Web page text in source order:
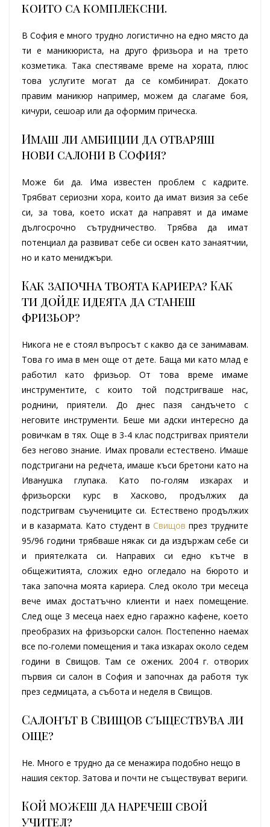
които са комплексни.
В София е много трудно логистично на едно място да
ти е маникюриста, на друго фризьора и на трето
козметика. Така спестяваме време на хората, плюс
това услугите могат да се комбинират. Докато
правим маникюр например, можем да слагаме боя,
кичури, сешоар или да оформим прическа.
Имаш ли амбиции да отваряш
нови салони в София?
Може би да. Има известен проблем с кадрите.
Трябват сериозни хора, които да имат визия за себе
си, за това, което искат да направят и да имаме
дългосрочно сътрудничество. Трябва да имат
потенциал да развиват себе си освен като занаятчии,
но и като мениджъри.
Как започна твоята кариера? Как
ти дойде идеята да станеш
фризьор?
Никога не е стоял въпросът с какво да се занимавам.
Това го има в мен още от дете. Баща ми като млад е
работил като фризьор. От това време имаме
инструментите, с които той подстригваше нас,
роднини, приятели. До днес пазя сандъчето с
неговите инструменти. Беше ми адски интересно да
ровичкам в тях. Още в 3-4 клас подстригвах приятели
без негово знание. Имах провали естествено. Имаше
подстригани на редчета, имаше къси бретони като на
Иванушка глупака. Като по-голям изкарах и
фризьорски курс в Хасково, продължих да
подстригвам съучениците си. Естествено продължих
и в казармата. Като студент в Свищов през трудните
95/96 години трябваше някак си да издържам себе си
и приятелката си. Направих си едно кътче в
общежитията, сложих едно огледало на бюрото и
така започна моята кариера. След около три месеца
вече имах достатъчно клиенти и наех помещение.
След още 3 месеца наех едно гаражно кафене, което
преобразих на фризьорски салон. Постепенно наемах
все по-големи помещения и така изкарах около седем
години в Свищов. Там се ожених. 2004 г. отворих
първия си салон в София и започнах да работя тук
през седмицата, а събота и неделя в Свищов.
Салонът в Свищов съществува ли
още?
Не. Много е трудно да се менажира подобно нещо в
нашия сектор. Затова и почти не съществуват вериги.
Кой можеш да наречеш свой
учител?